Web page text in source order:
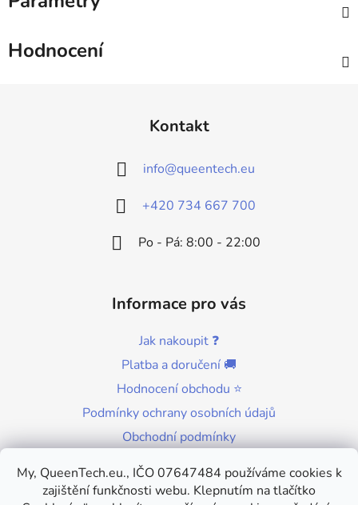
My, QueenTech.eu., IČO 07647484 používáme cookies k
zajištění funkčnosti webu. Klepnutím na tlačítko
Hodnocení
Kontakt
info@queentech.eu
+420 734 667 700
Po - Pá: 8:00 - 22:00
Informace pro vás
Jak nakoupit ❓
Platba a doručení 🚚
Hodnocení obchodu ⭐
Podmínky ochrany osobních údajů
Obchodní podmínky